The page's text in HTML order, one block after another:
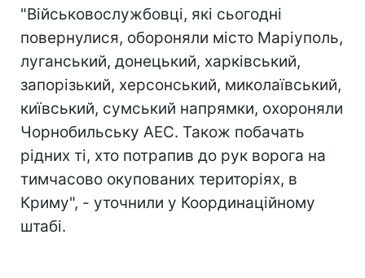
"Військовослужбовці, які сьогодні
повернулися, обороняли місто Маріуполь,
луганський, донецький, харківський,
запорізький, херсонський, миколаївський,
київський, сумський напрямки, охороняли
Чорнобильську АЕС. Також побачать
рідних ті, хто потрапив до рук ворога на
тимчасово окупованих територіях, в
Криму", - уточнили у Координаційному
штабі.